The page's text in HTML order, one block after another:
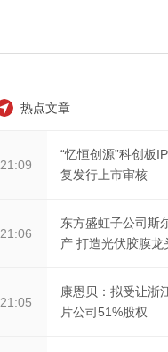
热点文章
21:09
“忆恒创源”科创板
复发行上市审核
21:06
东方盛虹子公司斯
产 打造光伏胶膜龙
21:05
康恩贝：拟受让浙
片公司51%股权